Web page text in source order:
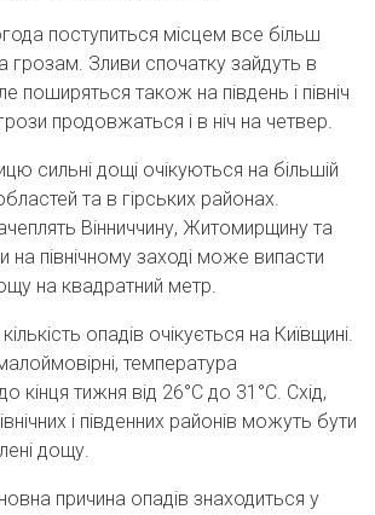
поступиться місцем все більш
грозам. Зливи спочатку зайдуть в
поширяться також на південь і північ
продовжаться і в ніч на четвер.
сильні дощі очікуються на більшій
та в гірських районах.
Вінниччину, Житомирщину та
північному заході може випасти
на квадратний метр.
опадів очікується на Київщині.
температура
кінця тижня від 26°C до 31°C. Схід,
і південних районів можуть бути
дощу.
причина опадів знаходиться у